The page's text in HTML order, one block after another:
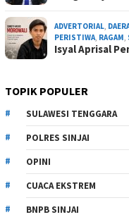
ADVERTORIAL,
PERISTIWA, RAGAM,
Isyal Aprisal
TOPIK POPULER
SULAWESI TENGGARA
POLRES SINJAI
OPINI
CUACA EKSTREM
BNPB SINJAI